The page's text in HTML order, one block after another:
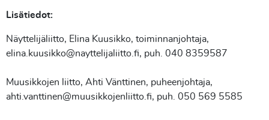
Lisätiedot:
Näyttelijäliitto, Elina Kuusikko, toiminnanjohtaja,
elina.kuusikko@nayttelijaliitto.fi, puh. 040 8359587
Muusikkojen liitto, Ahti Vänttinen, puheenjohtaja,
ahti.vanttinen@muusikkojenliitto.fi, puh. 050 569 5585